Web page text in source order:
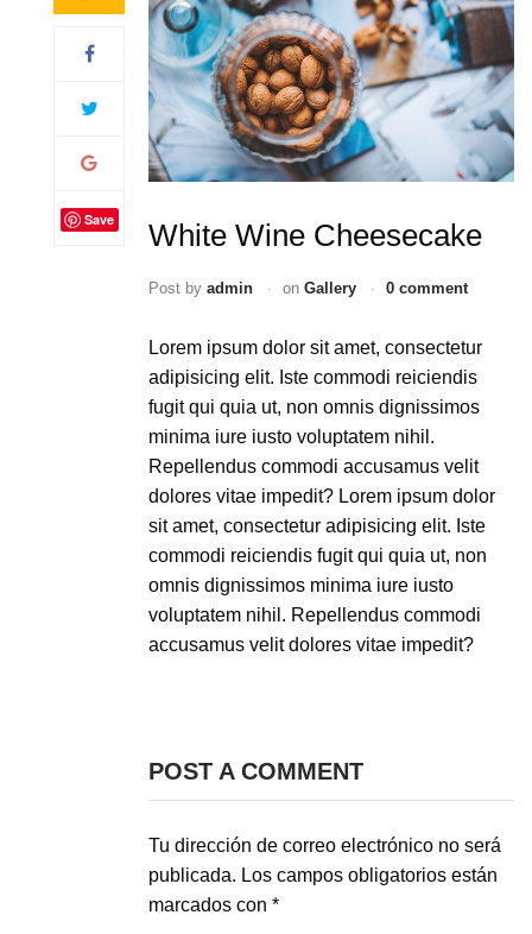
Save White Wine Cheesecake
Post by admin on Gallery 0 comment
Lorem ipsum dolor sit amet, consectetur
adipisicing elit. Iste commodi reiciendis
fugit qui quia ut, non omnis dignissimos
minima iure iusto voluptatem nihil.
Repellendus commodi accusamus velit
dolores vitae impedit? Lorem ipsum dolor
sit amet, consectetur adipisicing elit. Iste
commodi reiciendis fugit qui quia ut, non
omnis dignissimos minima iure iusto
voluptatem nihil. Repellendus commodi
accusamus velit dolores vitae impedit?
POST A COMMENT
Tu dirección de correo electrónico no será
publicada. Los campos obligatorios están
marcados con *